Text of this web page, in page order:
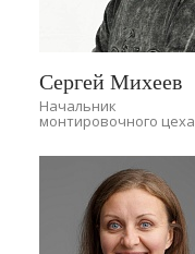
Сергей Михеев
Начальник
монтировочного цеха